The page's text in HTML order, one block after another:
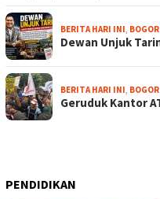
BERITA HARI INI, BOGOR
Dewan Unjuk
BERITA HARI INI, BOGOR
Geruduk Kantor
PENDIDIKAN